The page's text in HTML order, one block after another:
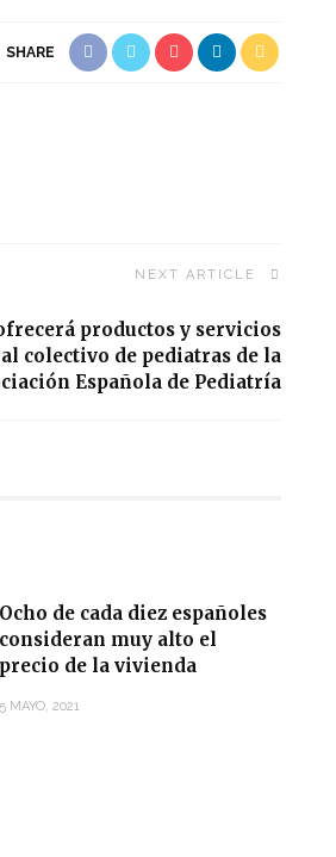
SHARE
NEXT ARTICLE
productos y servicios
colectivo de pediatras de la
Española de Pediatría
Ocho de cada diez españoles
consideran muy alto el
precio de la vivienda
5 MAYO, 2021